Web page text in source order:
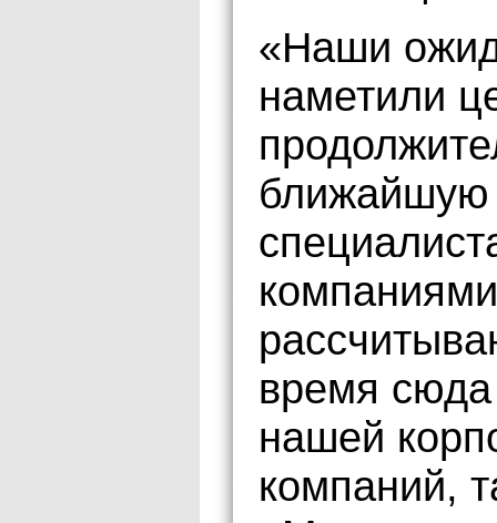
«Наши
наметили
ближайшую
время сюда
нашей
компаний,